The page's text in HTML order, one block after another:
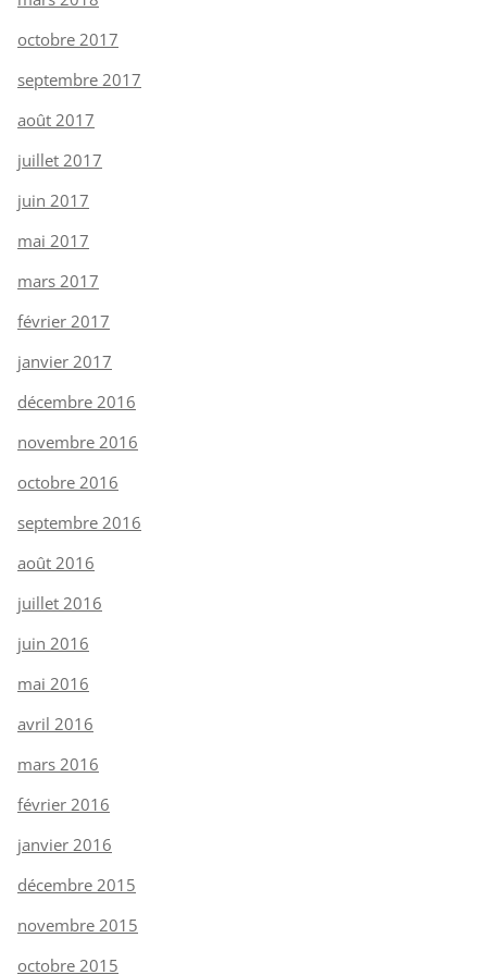
octobre 2017
septembre 2017
août 2017
juillet 2017
juin 2017
mai 2017
mars 2017
février 2017
janvier 2017
décembre 2016
novembre 2016
octobre 2016
septembre 2016
août 2016
juillet 2016
juin 2016
mai 2016
avril 2016
mars 2016
février 2016
janvier 2016
décembre 2015
novembre 2015
octobre 2015